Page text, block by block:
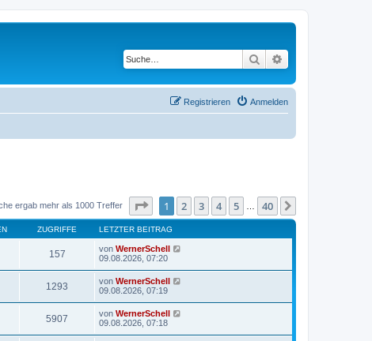
Suche
Anmelden
Registrieren
ergab mehr als 1000 Treffer Seite von40
1 2 3 4 5 40
ZUGRIFFE LETZTER BEITRAG
157 von WernerSchell
09.08.2026, 07:20
1293 von WernerSchell
09.08.2026, 07:19
5907 von WernerSchell
09.08.2026, 07:18